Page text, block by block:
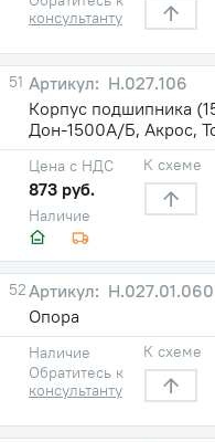
консультанту
51
Н.027.106
Корпус подшипника
Дон-1500А/Б, Акрос,
Наличие
Цена с НДС
873 руб.
К схеме
52
Н.027.01.060
Опора
Наличие
Обратитесь к
консультанту
К схеме